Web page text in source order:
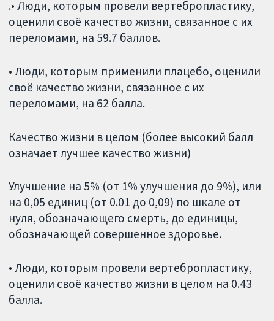
.• Люди, которым провели вертебропластику,
оценили своё качество жизни, связанное с их
переломами, на 59.7 баллов.
• Люди, которым применили плацебо, оценили
своё качество жизни, связанное с их
переломами, на 62 балла.
Качество жизни в целом (более высокий балл
означает лучшее качество жизни)
Улучшение на 5% (от 1% улучшения до 9%), или
на 0,05 единиц (от 0.01 до 0,09) по шкале от
нуля, обозначающего смерть, до единицы,
обозначающей совершенное здоровье.
• Люди, которым провели вертебропластику,
оценили своё качество жизни в целом на 0.43
балла.